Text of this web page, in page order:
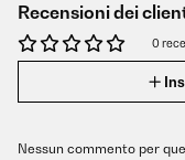
Recensioni dei
0
Nessun commento per